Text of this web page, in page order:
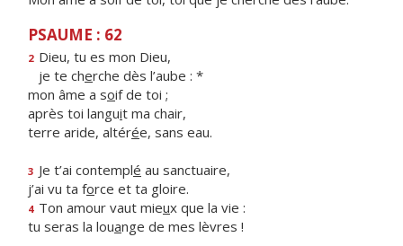
PSAUME : 62
2 Dieu, tu es mon Dieu,
je te cherche dès l’aube : *
mon âme a soif de toi ;
après toi languit ma chair,
terre aride, altérée, sans eau.
3 Je t’ai contemplé au sanctuaire,
j’ai vu ta force et ta gloire.
4 Ton amour vaut mieux que la vie :
tu seras la louange de mes lèvres !